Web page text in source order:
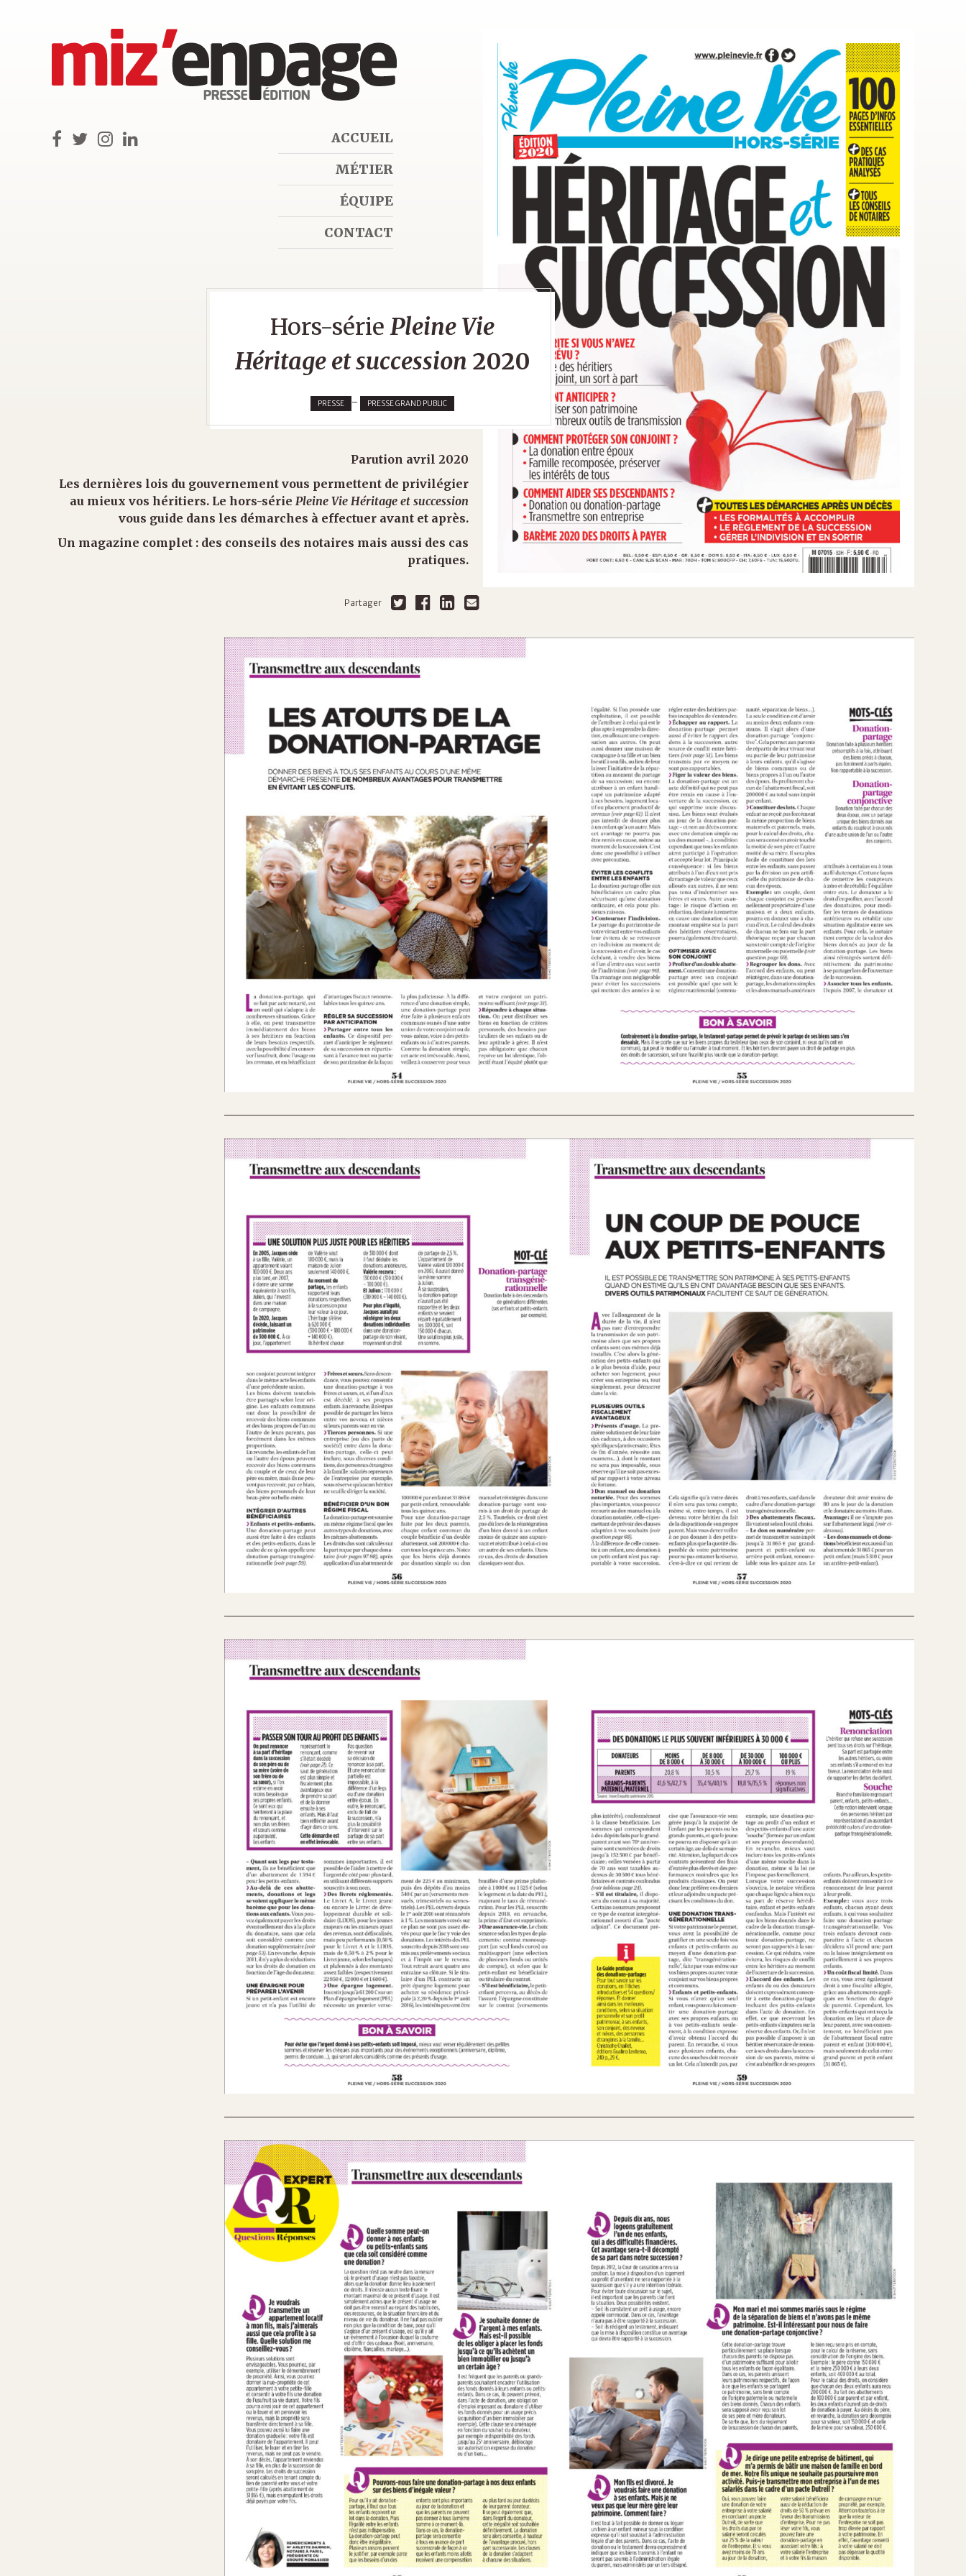
ACCUEIL
MÉTIER
ÉQUIPE
CONTACT
Hors-sériePleine Vie
Héritage et succession 2020
PRESSE - PRESSE GRAND PUBLIC
Parution avril 2020
Les dernières lois du gouvernement vous permettent de privilégier
au mieux vos héritiers. Le hors-série Pleine Vie Héritage et succession
vous guide dans les démarches à effectuer avant et après.
Un magazine complet : des conseils des notaires mais aussi des cas
pratiques.
Partager